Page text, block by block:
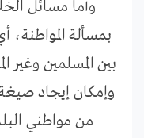
وأما مسائل
بمسألة
بين المسلمين وغير
وإمكان إيجاد
من مواطني